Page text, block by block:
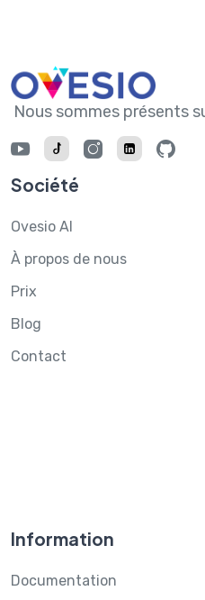
Nous sommes présents
Société
Ovesio AI
À propos de nous
Prix
Blog
Contact
Information
Documentation